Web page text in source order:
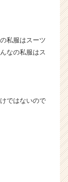
私服はスーツ
なの私服はス
ではないので